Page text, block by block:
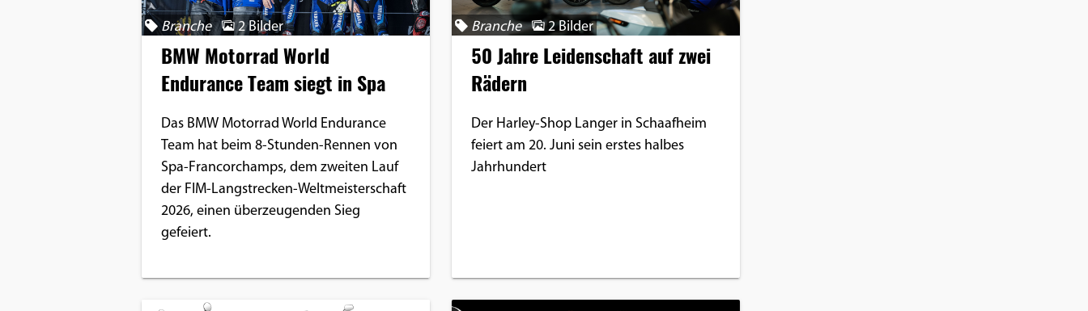
Branche 2 Bilder
BMW Motorrad World
Endurance Team siegt in Spa
Das BMW Motorrad World Endurance
Team hat beim 8-Stunden-Rennen von
Spa-Francorchamps, dem zweiten Lauf
der FIM-Langstrecken-Weltmeisterschaft
2026, einen überzeugenden Sieg
gefeiert.
Branche 2 Bilder
50 Jahre Leidenschaft auf zwei
Rädern
Der Harley-Shop Langer in Schaafheim
feiert am 20. Juni sein erstes halbes
Jahrhundert